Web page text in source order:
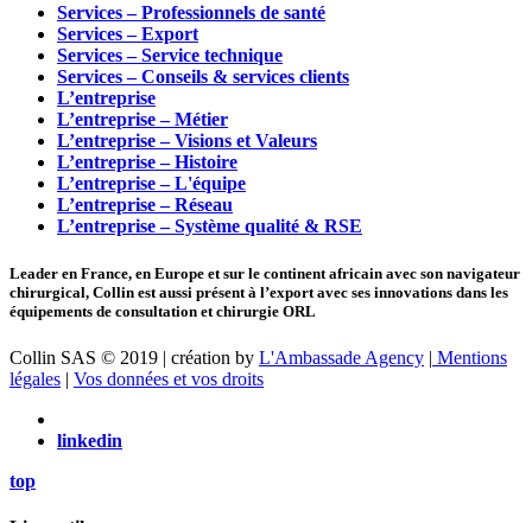
Services – Professionnels de santé
Services – Export
Services – Service technique
Services – Conseils & services clients
L’entreprise
L’entreprise – Métier
L’entreprise – Visions et Valeurs
L’entreprise – Histoire
L’entreprise – L'équipe
L’entreprise – Réseau
L’entreprise – Système qualité & RSE
Leader en France, en Europe et sur le continent africain avec son navigateur
chirurgical, Collin est aussi présent à l’export avec ses innovations dans les
équipements de consultation et chirurgie ORL
Collin SAS © 2019 | création by L'Ambassade Agency | Mentions
légales | Vos données et vos droits
linkedin
top